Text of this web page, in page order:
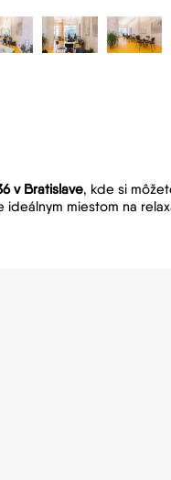
v Bratislave, kde si
ideálnym miestom na